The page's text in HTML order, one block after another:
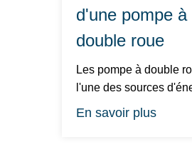
d'une pompe à
double roue
Les pompe à double roue est
l'une des sources
méca...
En savoir plus